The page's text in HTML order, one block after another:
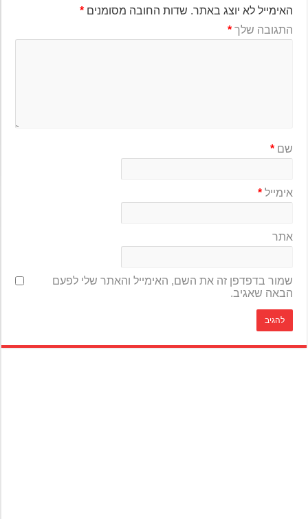
האימייל לא יוצג באתר. שדות החובה מסומנים*
התגובה שלך*
שם*
אימייל*
אתר
שמור בדפדפן זה את השם, האימייל והאתר שלי לפעם
הבאה שאגיב.